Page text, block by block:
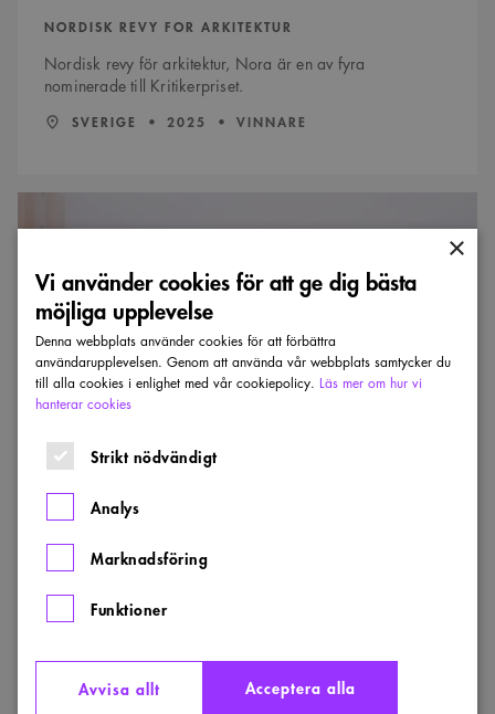
NORDISK REVY FOR ARKITEKTUR
Nordisk revy för arkitektur, Nora är en av fyra
nominerade till Kritikerpriset.
LÄN::
SVERIGE ÅR:
2025 VINNARE
Styrmansbrons
strömlinjeform
tydlig
identitet
bro
TRAFIKVERKETS ARKITEKTURPRIS
Styrmansbrons särpräglad strömlinjeform ger
tydlig identitet åt bro
Styrmansbron i Malmö är en av fyra nominerade till
SKÅNE ÅR:
2025 NOMINERAD
×
Vi använder cookies för att ge dig bästa
möjliga upplevelse
Denna webbplats använder cookies för att förbättra
användarupplevelsen. Genom att använda vår webbplats samtycker du
till alla cookies i enlighet med vår cookiepolicy. Läs mer om hur vi
hanterar cookies
Strikt nödvändigt
Analys
Marknadsföring
Funktioner
Acceptera alla
Avvisa allt